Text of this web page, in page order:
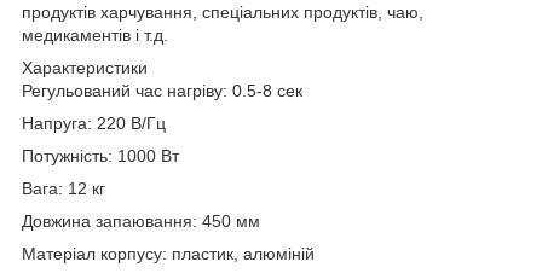
продуктів харчування, спеціальних продуктів, чаю,
медикаментів і т.д.
Характеристики
Регульований час нагріву: 0.5-8 сек
Напруга: 220 В/Гц
Потужність: 1000 Вт
Вага: 12 кг
Довжина запаювання: 450 мм
Матеріал корпусу: пластик, алюміній